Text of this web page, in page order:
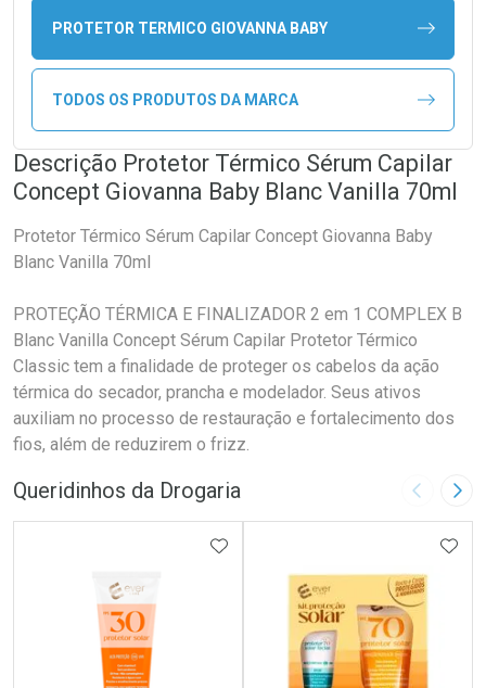
PROTETOR TERMICO GIOVANNA BABY
TODOS OS PRODUTOS DA MARCA
Descrição Protetor Térmico Sérum Capilar
Concept Giovanna Baby Blanc Vanilla 70ml
Protetor Térmico Sérum Capilar Concept Giovanna Baby
Blanc Vanilla 70ml
PROTEÇÃO TÉRMICA E FINALIZADOR 2 em 1 COMPLEX B
Blanc Vanilla Concept Sérum Capilar Protetor Térmico
Classic tem a finalidade de proteger os cabelos da ação
térmica do secador, prancha e modelador. Seus ativos
auxiliam no processo de restauração e fortalecimento dos
fios, além de reduzirem o frizz.
Queridinhos da Drogaria Imagem
ADICIONAR AOS FAVORITOS